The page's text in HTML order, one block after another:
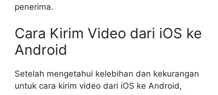
penerima.
Cara Kirim Video dari iOS ke
Android
Setelah mengetahui kelebihan dan kekurangan
untuk cara kirim video dari iOS ke Android,